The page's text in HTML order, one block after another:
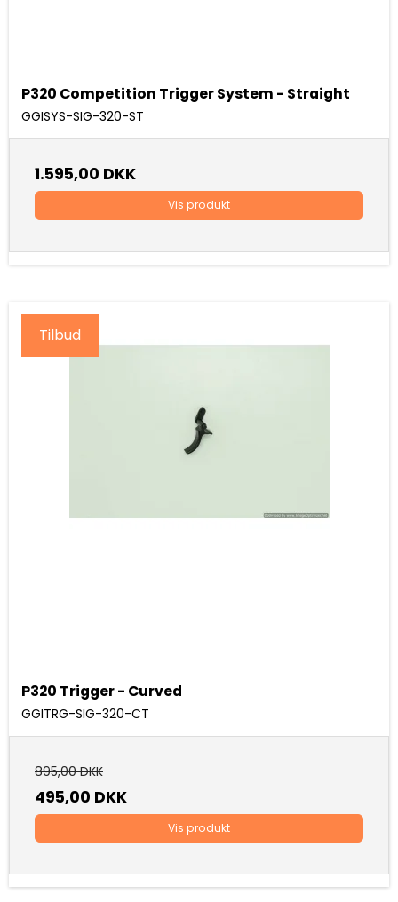
P320 Competition Trigger System - Straight
GGISYS-SIG-320-ST
1.595,00 DKK
Vis produkt
Tilbud
P320 Trigger - Curved
GGITRG-SIG-320-CT
895,00 DKK
495,00 DKK
Vis produkt